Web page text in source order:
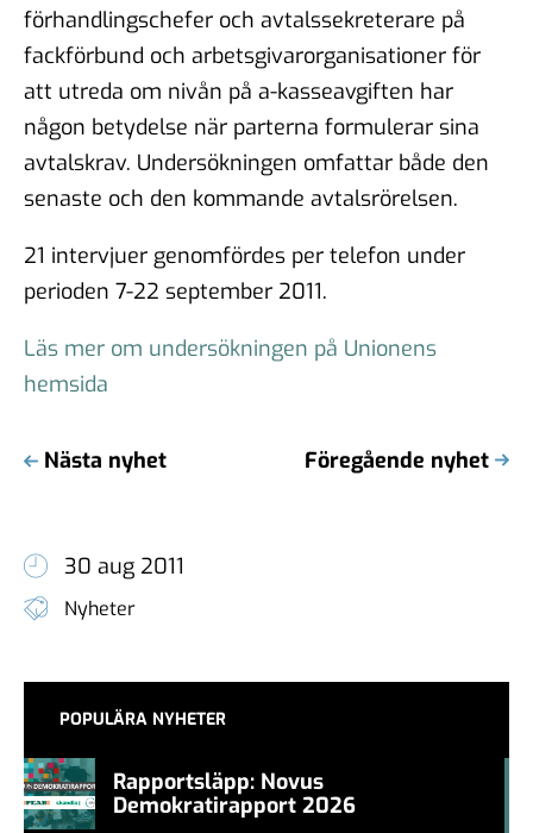
förhandlingschefer och avtalssekreterare på
fackförbund och arbetsgivarorganisationer för
att utreda om nivån på a-kasseavgiften har
någon betydelse när parterna formulerar sina
avtalskrav. Undersökningen omfattar både den
senaste och den kommande avtalsrörelsen.
21 intervjuer genomfördes per telefon under
perioden 7-22 september 2011.
Läs mer om undersökningen på Unionens
hemsida
Nästa nyhet Föregående nyhet
30 aug 2011
Nyheter
POPULÄRA NYHETER
Rapportsläpp: Novus
Demokratirapport 2026